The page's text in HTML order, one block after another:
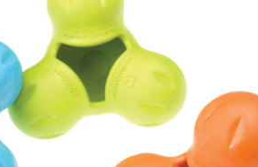
Крупы
Консервация
Восточная кухня